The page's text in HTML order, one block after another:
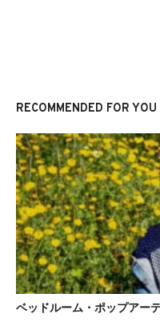
RECOMMENDED FOR YOU